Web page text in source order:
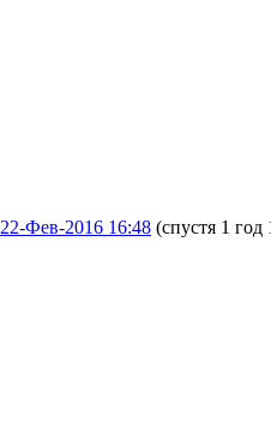
22-Фев-2016 16:48 (спустя 1 год